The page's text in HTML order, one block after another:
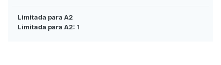
Limitada para A2
Limitada para A2: 1